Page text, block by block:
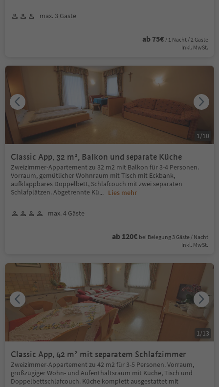
max. 3 Gäste
ab 75€ / 1 Nacht / 2 Gäste
Inkl. MwSt.
Classic App, 32 m², Balkon und separate Küche
Zweizimmer-Appartement zu 32 m2 mit Balkon für 3-4 Personen.
Vorraum, gemütlicher Wohnraum mit Tisch mit Eckbank,
aufklappbares Doppelbett, Schlafcouch mit zwei separaten
Schlafplätzen. Abgetrennte Kü... Lies mehr
max. 4 Gäste
ab 120€ bei Belegung 3 Gäste / Nacht
Inkl. MwSt.
1/10
Classic App, 42 m² mit separatem Schlafzimmer
Zweizimmer-Appartement zu 42 m2 für 3-5 Personen. Vorraum,
großzügiger Wohn- und Aufenthaltsraum mit Küche, Tisch und
Doppelbettschlafcouch. Küche komplett ausgestattet mit
1/13